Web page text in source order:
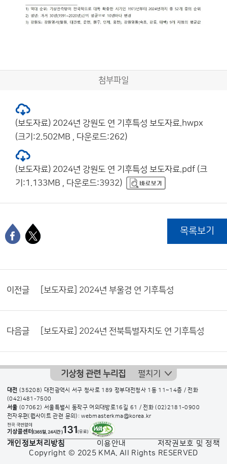
첨부파일
(보도자료) 2024년 강원도 연 기후특성 보도자료.hwpx
(크기:2.502MB , 다운로드:262)
(보도자료) 2024년 강원도 연 기후특성 보도자료.pdf (크
기:1.133MB , 다운로드:3932)
목록보기
이전글 [보도자료] 2024년 부울경 연 기후특성
다음글 [보도자료] 2024년 전북특별자치도 연 기후특성
기상청 관련 누리집 펼치기
대전 (35208) 대전광역시 서구 청사로 189 정부대전청사 1동 11~14층 / 전화
(042)481-7500
서울 (07062) 서울특별시 동작구 여의대방로16길 61 / 전화(02)2181-0900
전자우편(웹사이트 관련 문의): webmasterkma@korea.kr
개인정보처리방침 이용안내
저작권보호 및 정책
Copyright © 2025 KMA. All Rights RESERVED